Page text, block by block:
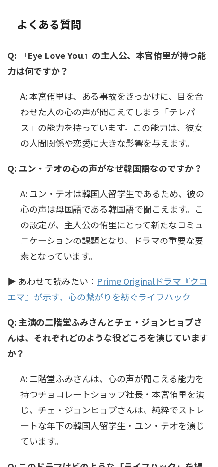
よくある質問
Q: 『Eye Love You』の主人公、本宮侑里が持つ能
力は何ですか？
A: 本宮侑里は、ある事故をきっかけに、目を合
わせた人の心の声が聞こえてしまう「テレパ
ス」の能力を持っています。この能力は、彼女
の人間関係や恋愛に大きな影響を与えます。
Q: ユン・テオの心の声がなぜ韓国語なのですか？
A: ユン・テオは韓国人留学生であるため、彼の
心の声は母国語である韓国語で聞こえます。こ
の設定が、主人公の侑里にとって新たなコミュ
ニケーションの課題となり、ドラマの重要な要
素となっています。
▶ あわせて読みたい： Prime Originalドラマ『クロ
エマ』が示す、心の繋がりを紡ぐライフハック
Q: 主演の二階堂ふみさんとチェ・ジョンヒョプさ
んは、それぞれどのような役どころを演じています
か？
A: 二階堂ふみさんは、心の声が聞こえる能力を
持つチョコレートショップ社長・本宮侑里を演
じ、チェ・ジョンヒョプさんは、純粋でストレ
ートな年下の韓国人留学生・ユン・テオを演じ
ています。